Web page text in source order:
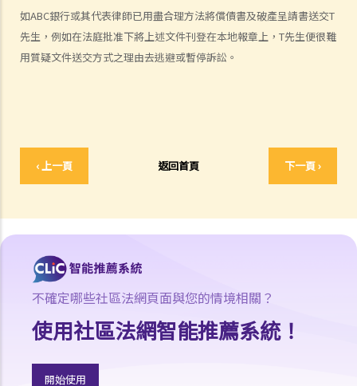
如ABC銀行或其代表律師已用盡合理方法將償債書及破產呈請書送交T
先生，例如在法庭批准下將上述文件刊登在本地報章上，T先生便很難
用質疑文件送交方式之理由去逃避或暫停訴訟。
‹ 上一頁 返回首頁 下一頁 ›
7. 當法庭頒布破產令後，債權人可採取甚麼行動？
8. 出售破產人資產後的償付順序是如何？
9. 如果我被拖欠薪金，我可否向老闆提出破產訴訟？
1. ABC銀行可否於現階段提出破產呈請？
3. 除必須有效地將法定要求償債書送交 T先生，ABC銀行還須符合甚麼
條件才可提交破產呈請書？
4. 於破產呈請之法庭聆訊中，T先生表示因長期逗留於中國大陸，而沒
有收到法定要求償債書，並只於聆訊前兩日才收到有關破產呈請書。T
先生可否藉此向法庭請求暫停或撤銷訴訟？
5. 如法庭向 T先生頒布破產令，他會面對甚麼後果？
6. 破產會否影響T先生的工作？
不確定哪些社區法網頁面與您的情境相關？
使用社區法網智能推薦系統！
開始使用